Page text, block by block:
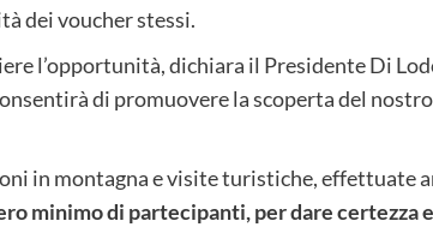
dei voucher stessi.
l’opportunità, dichiara il Presidente Di
di promuovere la scoperta del
in montagna e visite turistiche, effettuate
minimo di partecipanti, per dare certezza